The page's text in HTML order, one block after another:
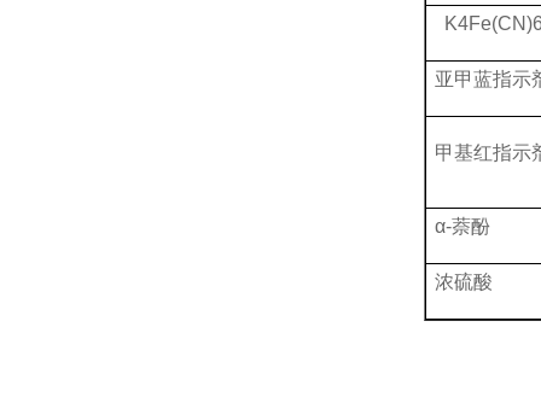
亚甲蓝指示
甲基红指示
α-萘酚
浓硫酸